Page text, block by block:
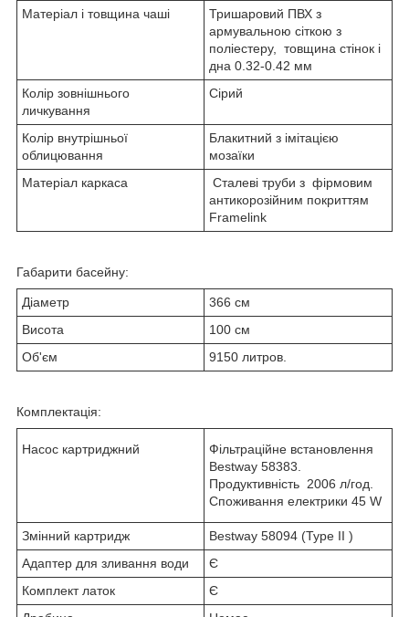
Матеріал і товщина чаші
Тришаровий ПВХ з
армувальною сіткою з
поліестеру, товщина стінок і
дна 0.32-0.42 мм
Колір зовнішнього
личкування
Сірий
Колір внутрішньої
облицювання
Блакитний з імітацією
мозаїки
Матеріал каркаса
Сталеві труби з фірмовим
антикорозійним покриттям
Framelink
Габарити басейну:
Діаметр
366 см
Висота
100 см
Об'єм
9150 литров.
Комплектація:
Насос картриджний
Фільтраційне встановлення
Bestway 58383.
Продуктивність 2006 л/год.
Споживання електрики 45 W
Змінний картридж
Bestway 58094 (Type II )
Адаптер для зливання води
Є
Комплект латок
Є